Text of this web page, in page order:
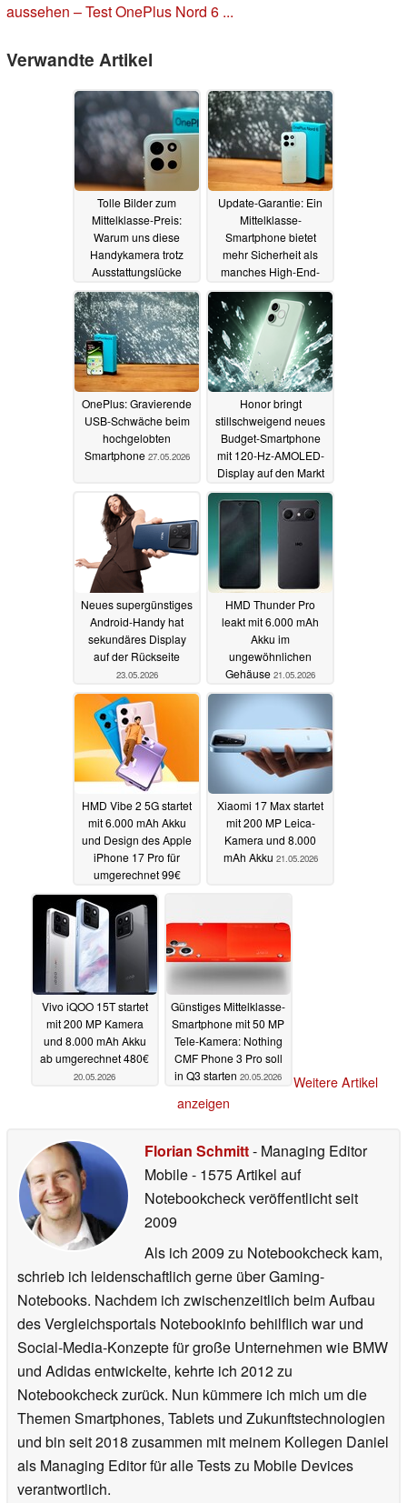
aussehen – Test OnePlus Nord 6 ...
Verwandte Artikel
Tolle Bilder zum
Mittelklasse-Preis:
Warum uns diese
Handykamera trotz
Ausstattungslücke
überzeugt29.05.2026
Update-Garantie: Ein
Mittelklasse-
Smartphone bietet
mehr Sicherheit als
manches High-End-
Handy28.05.2026
OnePlus: Gravierende
USB-Schwäche beim
hochgelobten
Smartphone 27.05.2026
Honor bringt
stillschweigend neues
Budget-Smartphone
mit 120-Hz-AMOLED-
Display auf den Markt
26.05.2026
Neues supergünstiges
Android-Handy hat
sekundäres Display
auf der Rückseite
23.05.2026
HMD Thunder Pro
leakt mit 6.000 mAh
Akku im
ungewöhnlichen
Gehäuse 21.05.2026
HMD Vibe 2 5G startet
mit 6.000 mAh Akku
und Design des Apple
iPhone 17 Pro für
umgerechnet 99€
21.05.2026
Xiaomi 17 Max startet
mit 200 MP Leica-
Kamera und 8.000
mAh Akku 21.05.2026
Vivo iQOO 15T startet
mit 200 MP Kamera
und 8.000 mAh Akku
ab umgerechnet 480€
20.05.2026
Günstiges Mittelklasse-
Smartphone mit 50 MP
Tele-Kamera: Nothing
CMF Phone 3 Pro soll
in Q3 starten 20.05.2026
Weitere Artikel
anzeigen
Florian Schmitt- Managing Editor
Mobile- 1575 Artikel auf
Notebookcheck veröffentlichtseit
2009
Als ich 2009 zu Notebookcheck kam,
schrieb ich leidenschaftlich gerne über Gaming-
Notebooks. Nachdem ich zwischenzeitlich beim Aufbau
des Vergleichsportals Notebookinfo behilflich war und
Social-Media-Konzepte für große Unternehmen wie BMW
und Adidas entwickelte, kehrte ich 2012 zu
Notebookcheck zurück. Nun kümmere ich mich um die
Themen Smartphones, Tablets und Zukunftstechnologien
und bin seit 2018 zusammen mit meinem Kollegen Daniel
als Managing Editor für alle Tests zu Mobile Devices
verantwortlich.